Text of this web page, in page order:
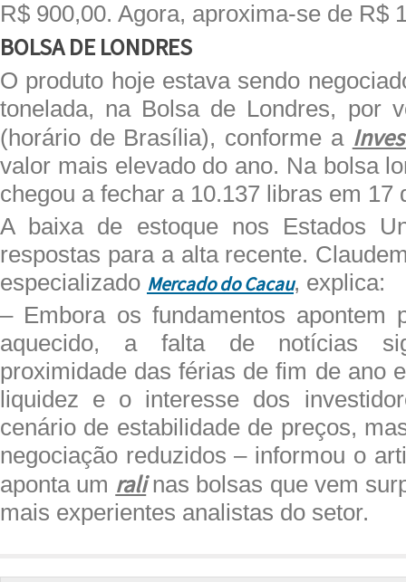
R$ 900,00. Agora, aproxima-se de R$
BOLSA DE LONDRES
O produto hoje estava sendo
tonelada, na Bolsa de Londres, por
(horário de Brasília), conforme a
valor mais elevado do ano. Na bolsa
chegou a fechar a 10.137 libras em 17
A baixa de estoque nos Estados
respostas para a alta recente.
especializado Mercado do Cacau, explica:
– Embora os fundamentos apontem
aquecido, a falta de notícias
proximidade das férias de fim de ano
liquidez e o interesse dos
cenário de estabilidade de preços,
negociação reduzidos – informou o
aponta um ralinas bolsas que vem
mais experientes analistas do setor.